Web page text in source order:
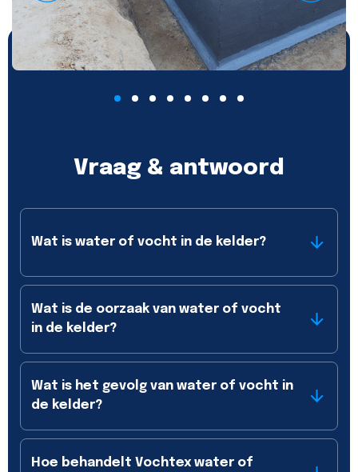
Vraag & antwoord
Wat is water of vocht in de kelder?
Wat is de oorzaak van water of vocht
in de kelder?
Wat is het gevolg van water of vocht in
de kelder?
Hoe behandelt Vochtex water of